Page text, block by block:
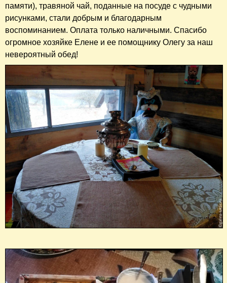
памяти), травяной чай, поданные на посуде с чудными
рисунками, стали добрым и благодарным
воспоминанием. Оплата только наличными. Спасибо
огромное хозяйке Елене и ее помощнику Олегу за наш
невероятный обед!